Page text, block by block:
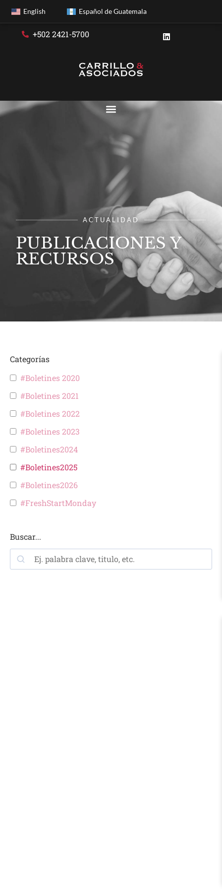
English Español de Guatemala
+502 2421-5700
ACTUALIDAD
PUBLICACIONES Y
RECURSOS
Categorías
#Boletines 2020
#Boletines 2021
#Boletines 2022
#Boletines 2023
#Boletines2024
#Boletines2025
#Boletines2026
#FreshStartMonday
Buscar...